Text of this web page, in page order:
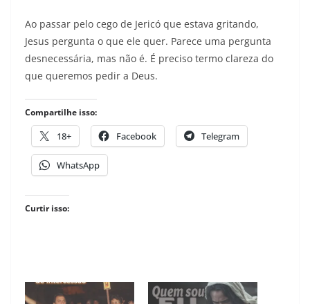
Ao passar pelo cego de Jericó que estava gritando,
Jesus pergunta o que ele quer. Parece uma pergunta
desnecessária, mas não é. É preciso termo clareza do
que queremos pedir a Deus.
Compartilhe isso:
18+ Facebook Telegram
WhatsApp
Curtir isso: